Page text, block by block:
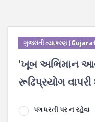
ગુજરાતી વ્યાકરણ
'ખૂબ અભિમાન
રૂઢિપ્રયોગ
પગ ધરતી પર ન રહેવા